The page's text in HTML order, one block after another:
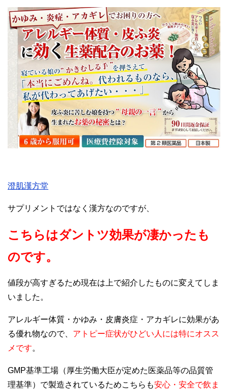
澄肌漢方堂
サプリメントではなく漢方なのですが、
こちらはダントツ効果が凄かったも
のです。
値段が高すぎるため現在は上で紹介したものに変えてしま
いました。
アレルギー体質・かゆみ・皮膚炎症・アカギレに効果があ
る優れ物なので、 アトピー症状がひどい人には特にオスス
メです。
GMP基準工場（厚生労働大臣が定めた医薬品等の品質管
理基準）で製造されているためこちらも安心・安全で飲ま